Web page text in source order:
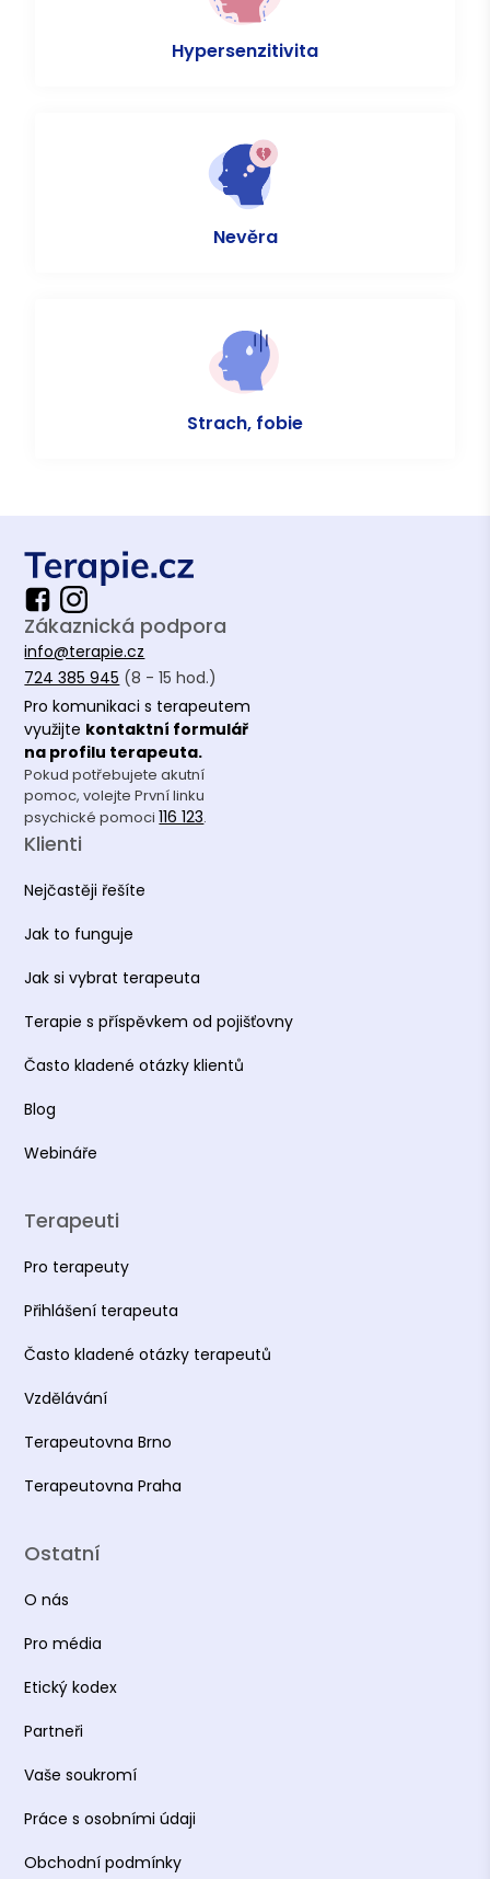
Hypersenzitivita
Nevěra
Strach, fobie
Zákaznická podpora
info@terapie.cz
724 385 945 (8 - 15 hod.)
Pro komunikaci s terapeutem
využijte kontaktní formulář
na profilu terapeuta.
Pokud potřebujete akutní
pomoc, volejte První linku
psychické pomoci116 123.
Klienti
Nejčastěji řešíte
Jak to funguje
Jak si vybrat terapeuta
Terapie s příspěvkem od pojišťovny
Často kladené otázky klientů
Blog
Webináře
Terapeuti
Pro terapeuty
Přihlášení terapeuta
Často kladené otázky terapeutů
Vzdělávání
Terapeutovna Brno
Terapeutovna Praha
Ostatní
O nás
Pro média
Etický kodex
Partneři
Vaše soukromí
Práce s osobními údaji
Obchodní podmínky